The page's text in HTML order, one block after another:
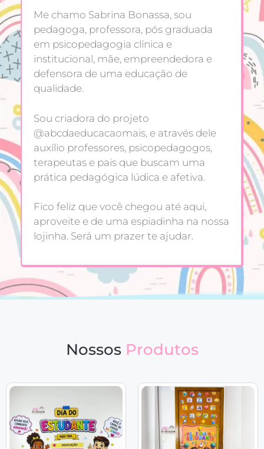
Me chamo Sabrina Bonassa, sou
pedagoga, professora, pós graduada
em psicopedagogia clínica e
institucional, mãe, empreendedora e
defensora de uma educação de
qualidade.
Sou criadora do projeto
@abcdaeducacaomais, e através dele
auxílio professores, psicopedagogos,
terapeutas e pais que buscam uma
prática pedagógica lúdica e afetiva.
Fico feliz que você chegou até aqui,
aproveite e de uma espiadinha na nossa
lojinha. Será um prazer te ajudar.
Nossos Produtos